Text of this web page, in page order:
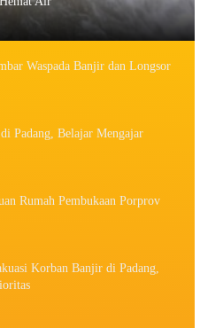
Waspada Banjir dan Longsor
Padang, Belajar Mengajar
Rumah Pembukaan Porprov
Korban Banjir di Padang,